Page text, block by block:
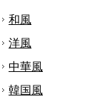
和風
洋風
中華風
韓国風